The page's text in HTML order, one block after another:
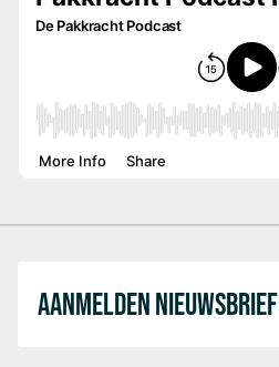
AANMELDEN NIEUWSBRIEF